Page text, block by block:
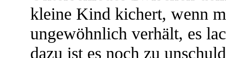
kleine Kind kichert, wenn
ungewöhnlich verhält, es
dazu ist es noch zu